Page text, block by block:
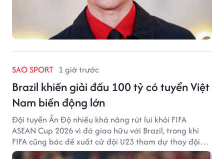
SAO SPORT 1 giờ trước
Brazil khiến giải đấu 100 tỷ có tuyển Việt
Nam biến động lớn
Đội tuyển Ấn Độ nhiều khả năng rút lui khỏi FIFA
ASEAN Cup 2026 vì đá giao hữu với Brazil, trong khi
FIFA cũng bác đề xuất cử đội U23 tham dự thay đội
tuyển quốc gia.